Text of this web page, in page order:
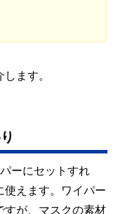
ます。
ーにセットすれ
使えます。ワイパー
すが、マスクの素材